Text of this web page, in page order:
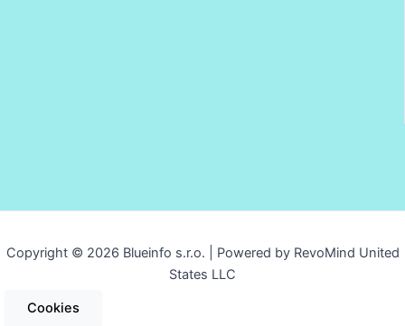
Copyright © 2026 Blueinfo s.r.o. | Powered by RevoMind United
States LLC
Cookies